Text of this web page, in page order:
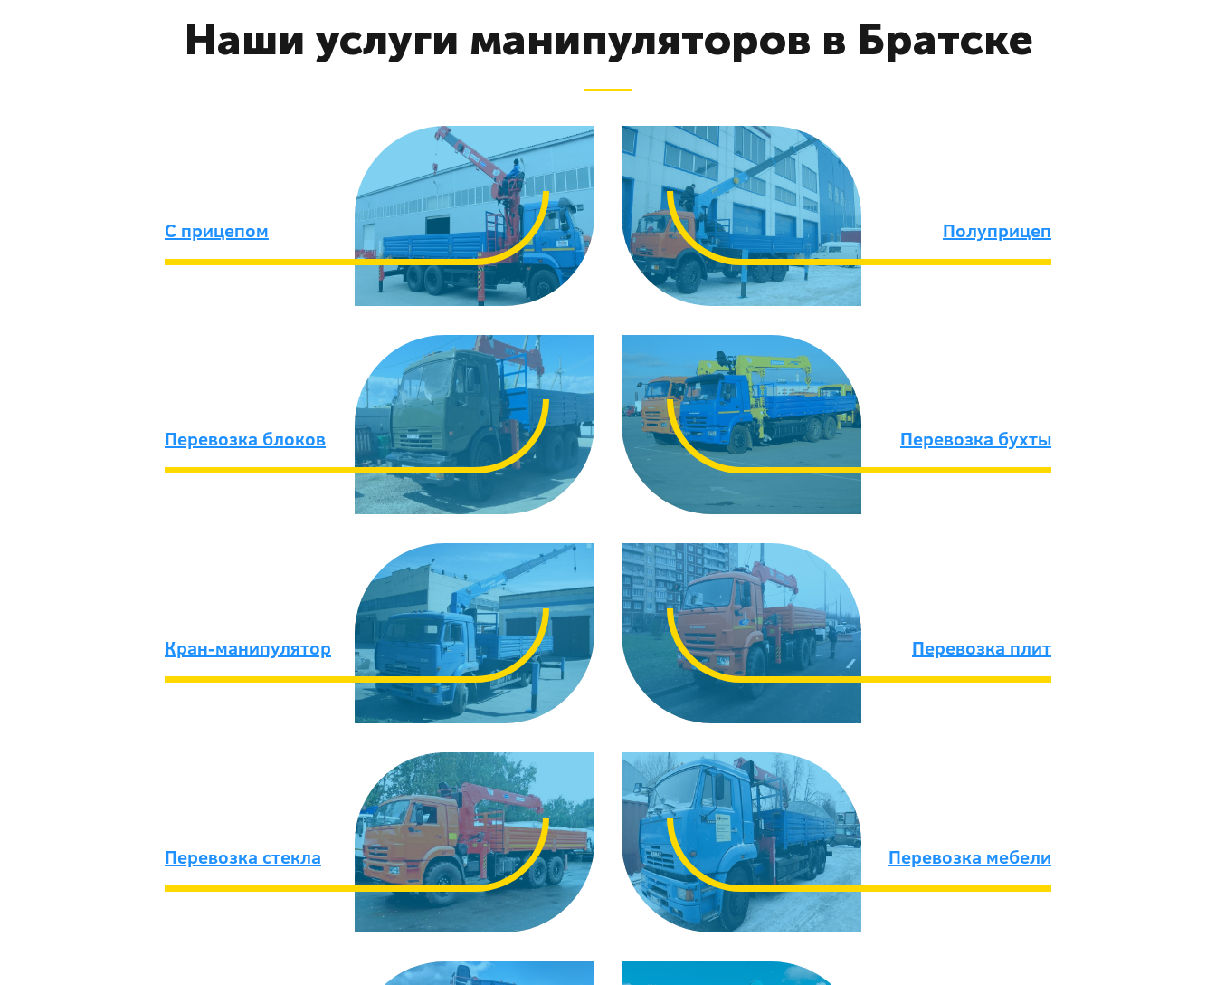
Наши услуги манипуляторов в Братске
C прицепом Полуприцеп
Перевозка блоков Перевозка бухты
Кран-манипулятор Перевозка плит
Перевозка стекла Перевозка мебели